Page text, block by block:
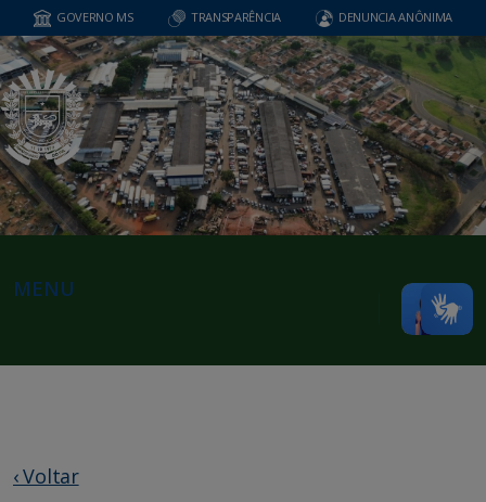
GOVERNO MS TRANSPARÊNCIA DENUNCIA ANÔNIMA
MENU
‹ Voltar